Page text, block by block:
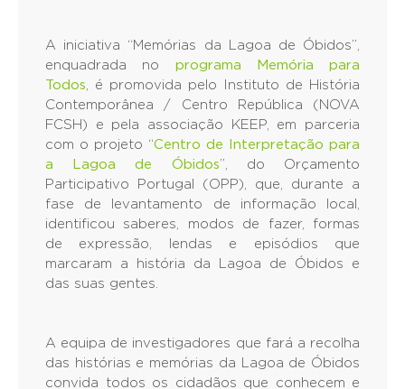
A iniciativa “Memórias da Lagoa de Óbidos”,
enquadrada no programa Memória para
Todos, é promovida pelo Instituto de História
Contemporânea / Centro República (NOVA
FCSH) e pela associação KEEP, em parceria
com o projeto “Centro de Interpretação para
a Lagoa de Óbidos”, do Orçamento
Participativo Portugal (OPP), que, durante a
fase de levantamento de informação local,
identificou saberes, modos de fazer, formas
de expressão, lendas e episódios que
marcaram a história da Lagoa de Óbidos e
das suas gentes.
A equipa de investigadores que fará a recolha
das histórias e memórias da Lagoa de Óbidos
convida todos os cidadãos que conhecem e